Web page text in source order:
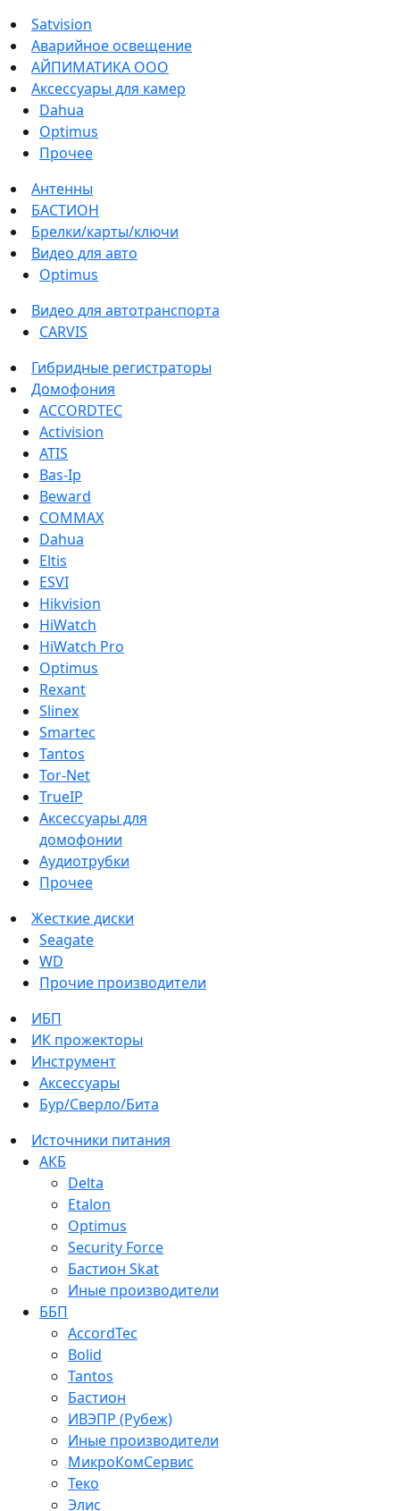
Satvision
Аварийное освещение
АЙПИМАТИКА ООО
Аксессуары для камер
Dahua
Optimus
Прочее
Антенны
БАСТИОН
Брелки/карты/ключи
Видео для авто
Optimus
Видео для автотранспорта
CARVIS
Гибридные регистраторы
Домофония
ACCORDTEC
Activision
ATIS
Bas-Ip
Beward
COMMAX
Dahua
Eltis
ESVI
Hikvision
HiWatch
HiWatch Pro
Optimus
Rexant
Slinex
Smartec
Tantos
Tor-Net
TrueIP
Аксессуары для
домофонии
Аудиотрубки
Прочее
Жесткие диски
Seagate
WD
Прочие производители
ИБП
ИК прожекторы
Инструмент
Аксессуары
Бур/Сверло/Бита
Источники питания
АКБ
Delta
Etalon
Optimus
Security Force
Бастион Skat
Иные производители
ББП
AccordTec
Bolid
Tantos
Бастион
ИВЭПР (Рубеж)
Иные производители
МикроКомСервис
Теко
Элис